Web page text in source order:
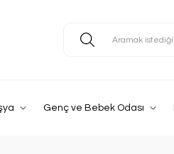
Genç ve Bebek Odası